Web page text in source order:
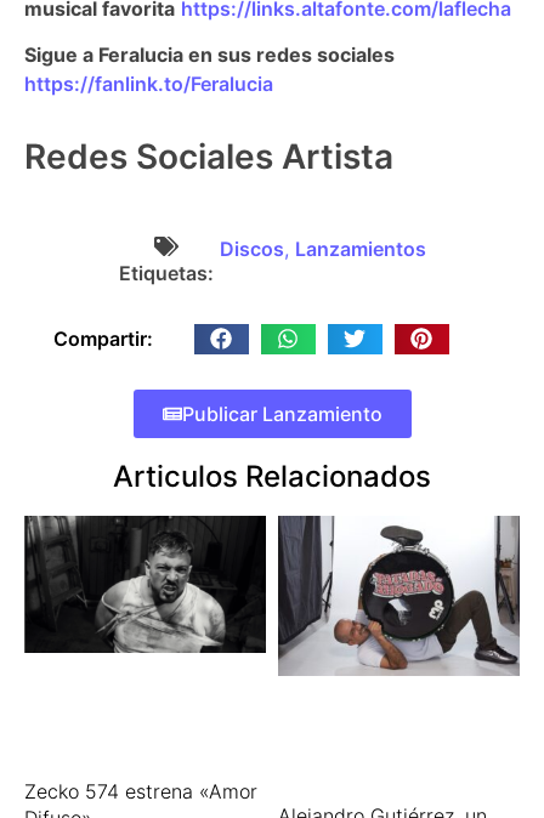
musical favorita https://links.altafonte.com/laflecha
Sigue a Feralucia en sus redes sociales
https://fanlink.to/Feralucia
Redes Sociales Artista
Etiquetas:
Discos, Lanzamientos
Compartir:
Publicar Lanzamiento
Articulos Relacionados
Zecko 574 estrena «Amor